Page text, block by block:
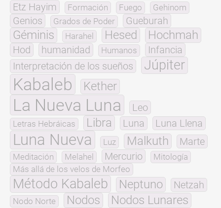
Etz Hayim Formación Fuego Gehinom
Genios Grados de Poder Gueburah
Géminis Harahel Hesed Hochmah
Hod humanidad Humanos
Infancia
Interpretación de los sueños
Júpiter
Kabaleb Kether
La Nueva Luna Leo
Letras Hebráicas Libra Luna Luna Llena
Luna Nueva Luz Malkuth Marte
Meditación Melahel Mercurio
Mitología
Más allá de los velos de Morfeo
Método Kabaleb Neptuno Netzah
Nodo Norte Nodos Nodos Lunares